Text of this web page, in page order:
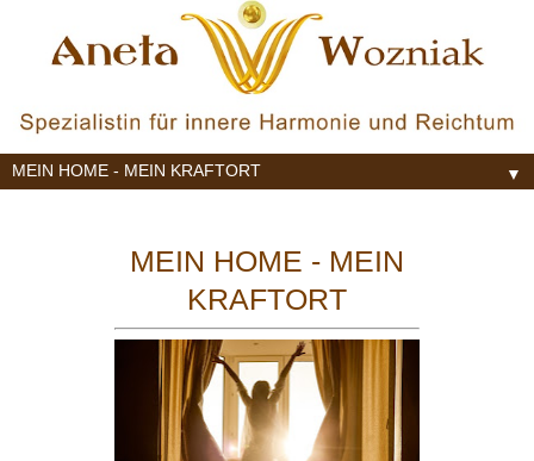
▼
MEIN HOME - MEIN
KRAFTORT